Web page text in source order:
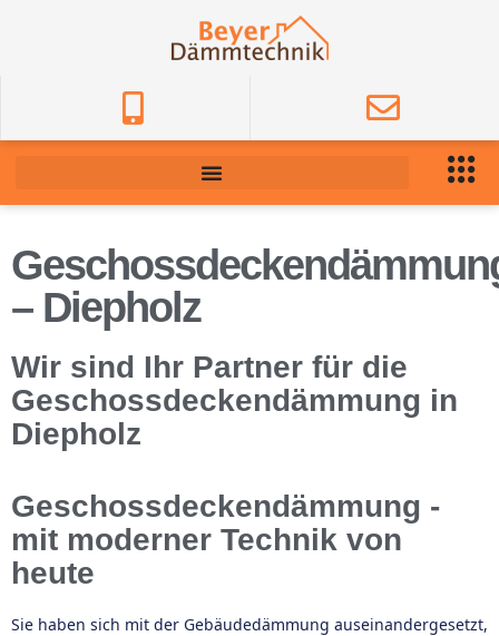
– Diepholz
Wir sind Ihr Partner für die
Geschossdeckendämmung in
Diepholz
Geschossdeckendämmung -
mit moderner Technik von
heute
Sie haben sich mit der Gebäudedämmung auseinandergesetzt,